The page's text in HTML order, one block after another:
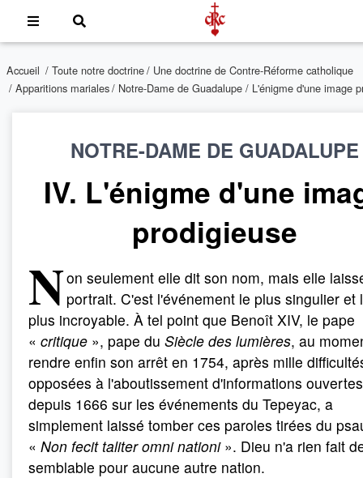
Accueil / Toute notre doctrine/ Une doctrine de Contre-Réforme catholique
/ Apparitions mariales/ Notre-Dame de Guadalupe / L'énigme d'une image
NOTRE-DAME DE GUADALUPE
IV. L'énigme d'une
prodigieuse
Non seulement elle dit son nom, mais elle
portrait. C'est l'événement le plus singulier et
plus incroyable. À tel point que Benoît XIV, le pape
« critique », pape du Siècle des lumières, au
rendre enfin son arrêt en 1754, après mille
opposées à l'aboutissement d'informations ouvertes
depuis 1666 sur les événements du Tepeyac, a
simplement laissé tomber ces paroles tirées du
« Non fecit taliter omni nationi ». Dieu n'a rien fait
semblable pour aucune autre nation.